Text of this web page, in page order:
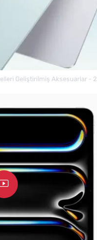
Geliştirilmiş Aksesuarlar - 2